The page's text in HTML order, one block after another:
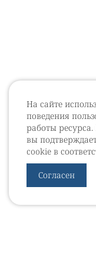
На сайте
поведения
работы
вы
cookie в
Согласен